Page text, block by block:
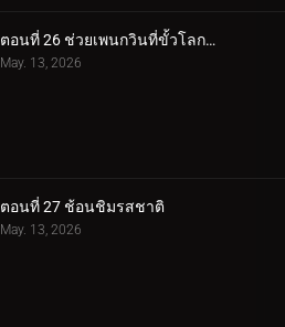
ตอนที่ 26 ช่วยเพนกวินที่ขั้วโลกใต้ v1
May. 13, 2026
ตอนที่ 27 ช้อนชิมรสชาติ
May. 13, 2026